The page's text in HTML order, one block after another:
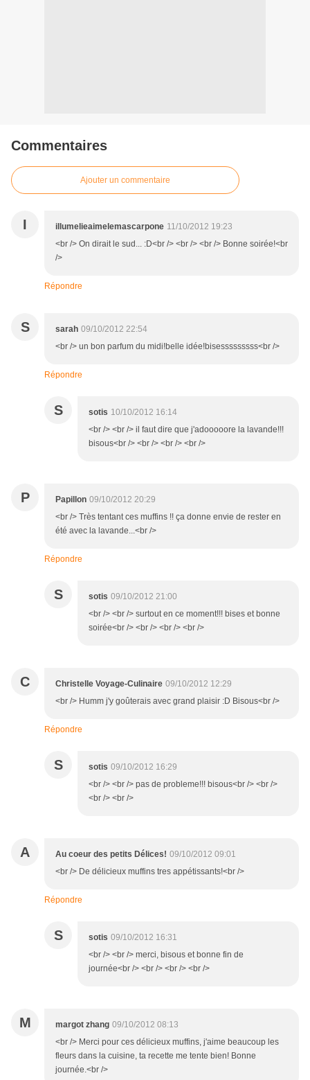
Commentaires
Ajouter un commentaire
I illumelieaimelemascarpone 11/10/2012 19:23
<br /> On dirait le sud... :D<br /> <br /> <br /> Bonne soirée!<br
/>
Répondre
S sarah 09/10/2012 22:54
<br /> un bon parfum du midi!belle idée!bisesssssssss<br />
Répondre
S sotis 10/10/2012 16:14
<br /> <br /> il faut dire que j'adooooore la lavande!!!
bisous<br /> <br /> <br /> <br />
P Papillon 09/10/2012 20:29
<br /> Très tentant ces muffins !! ça donne envie de rester en
été avec la lavande...<br />
Répondre
S sotis 09/10/2012 21:00
<br /> <br /> surtout en ce moment!!! bises et bonne
soirée<br /> <br /> <br /> <br />
C Christelle Voyage-Culinaire 09/10/2012 12:29
<br /> Humm j'y goûterais avec grand plaisir :D Bisous<br />
Répondre
S sotis 09/10/2012 16:29
<br /> <br /> pas de probleme!!! bisous<br /> <br />
<br /> <br />
A Au coeur des petits Délices! 09/10/2012 09:01
<br /> De délicieux muffins tres appétissants!<br />
Répondre
S sotis 09/10/2012 16:31
<br /> <br /> merci, bisous et bonne fin de
journée<br /> <br /> <br /> <br />
M margot zhang 09/10/2012 08:13
<br /> Merci pour ces délicieux muffins, j'aime beaucoup les
fleurs dans la cuisine, ta recette me tente bien! Bonne
journée.<br />